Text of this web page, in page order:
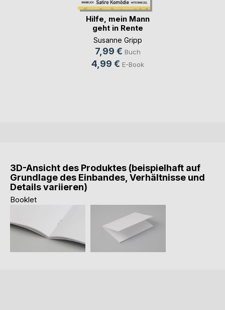
Hilfe, mein Mann
geht in Rente
Susanne Gripp
7,99 € Buch
4,99 € E-Book
3D-Ansicht des Produktes (beispielhaft auf
Grundlage des Einbandes, Verhältnisse und
Details variieren)
Booklet